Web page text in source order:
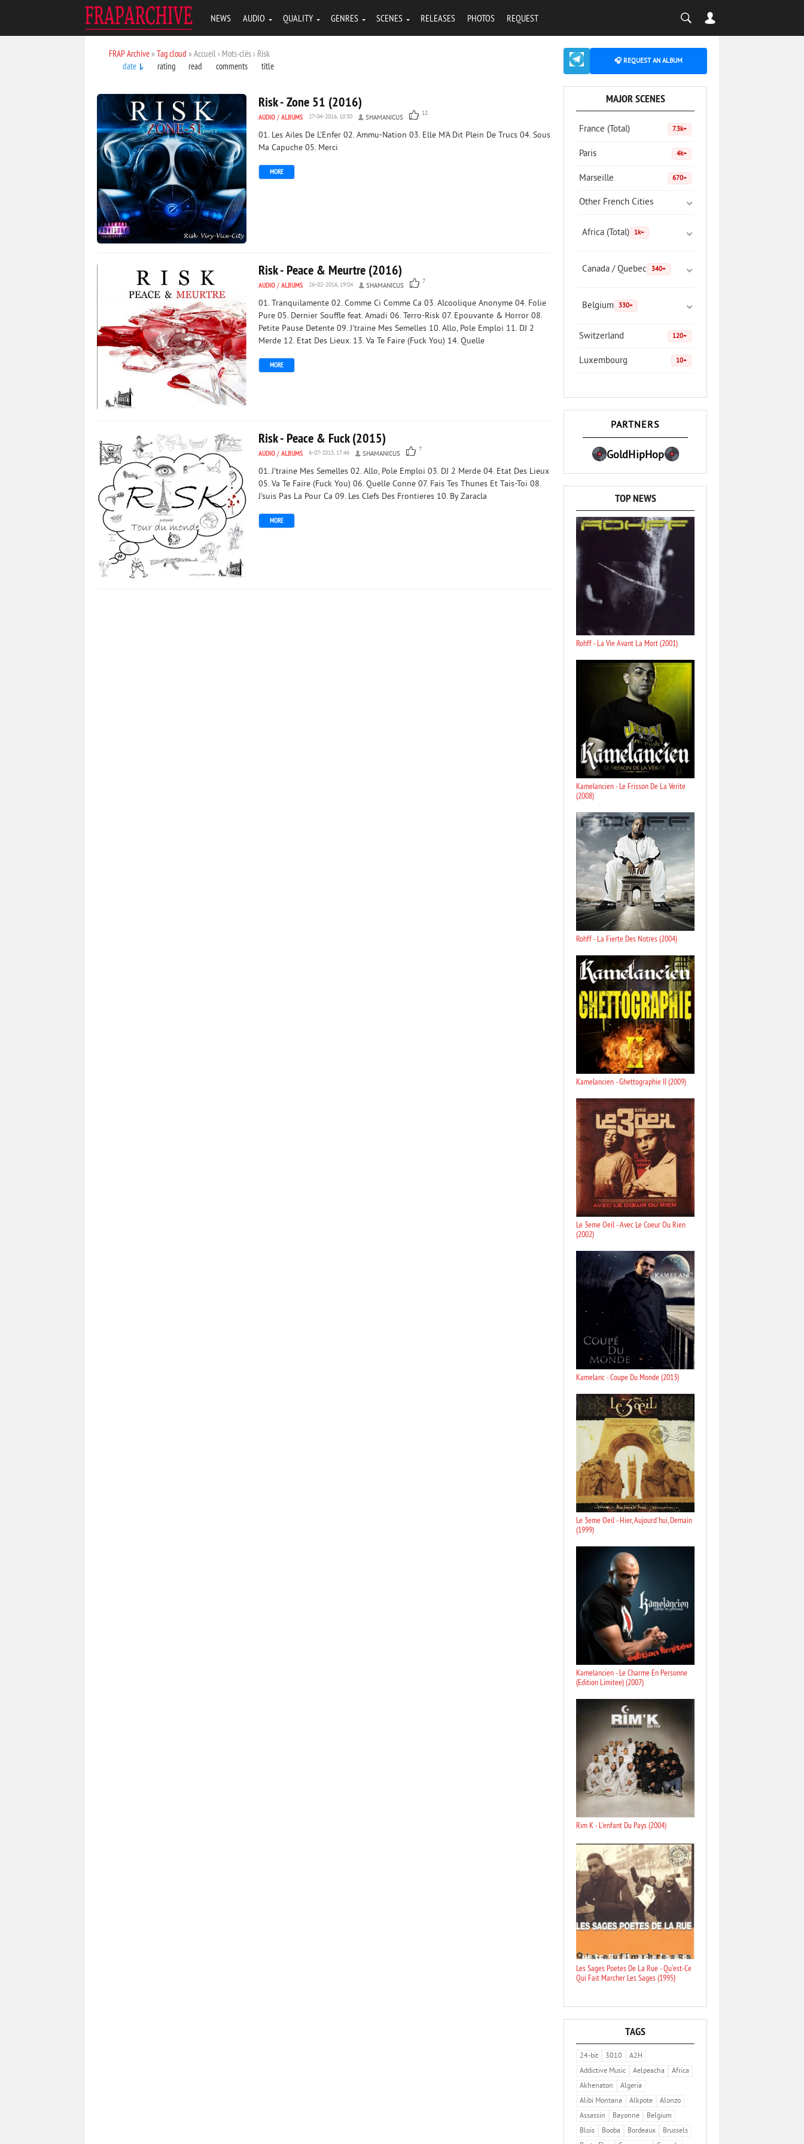
NEWS AUDIO QUALITY GENRES SCENES RELEASES PHOTOS REQUEST
FRAP Archive» Tag cloud » Accueil › Mots-clés › Risk
date
rating read comments title
Risk - Zone 51 (2016)
AUDIO / ALBUMS 27-04-2016, 10:30 SHAMANICUS
12
01. Les Ailes De L'Enfer 02. Ammu-Nation 03. Elle M'A Dit Plein De Trucs 04. Sous
Ma Capuche 05. Merci
MORE
Risk - Peace & Meurtre (2016)
AUDIO / ALBUMS 26-02-2016, 19:04 SHAMANICUS
7
01. Tranquilamente 02. Comme Ci Comme Ca 03. Alcoolique Anonyme 04. Folie
Pure 05. Dernier Souffle feat. Amadi 06. Terro-Risk 07. Epouvante & Horror 08.
Petite Pause Detente 09. J'traine Mes Semelles 10. Allo, Pole Emploi 11. DJ 2
Merde 12. Etat Des Lieux. 13. Va Te Faire (Fuck You) 14. Quelle
MORE
Risk - Peace & Fuck (2015)
AUDIO / ALBUMS 6-07-2015, 17:46 SHAMANICUS
7
01. J'traine Mes Semelles 02. Allo, Pole Emploi 03. DJ 2 Merde 04. Etat Des Lieux
05. Va Te Faire (Fuck You) 06. Quelle Conne 07. Fais Tes Thunes Et Tais-Toi 08.
J'suis Pas La Pour Ca 09. Les Clefs Des Frontieres 10. By Zaracla
MORE
🎧 REQUEST AN ALBUM
MAJOR SCENES
France (Total) 7.3k+
Paris 4k+
Marseille 670+
Other French Cities
Africa (Total) 1k+
Canada / Quebec 340+
Belgium 330+
Switzerland 120+
Luxembourg 10+
PARTNERS
GoldHipHop
TOP NEWS
Rohff - La Vie Avant La Mort (2001)
Kamelancien - Le Frisson De La Verite
(2008)
Rohff - La Fierte Des Notres (2004)
Kamelancien - Ghettographie II (2009)
Le 3eme Oeil - Avec Le Coeur Ou Rien
(2002)
Kamelanc - Coupe Du Monde (2013)
Le 3eme Oeil - Hier, Aujourd'hui, Demain
(1999)
Kamelancien - Le Charme En Personne
(Edition Limitee) (2007)
Rim K - L'enfant Du Pays (2004)
Les Sages Poetes De La Rue - Qu'est-Ce
Qui Fait Marcher Les Sages (1995)
TAGS
24-bit 3010
A2H
Addictive Music
Aelpeacha
Africa
Akhenaton
Algeria
Alibi Montana
Alkpote
Alonzo
Assassin
Bayonne
Belgium
Blois
Booba Bordeaux
Brussels